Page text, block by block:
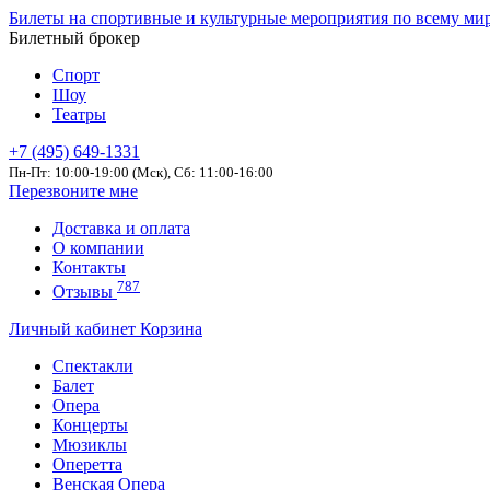
Билеты на спортивные и культурные мероприятия по всему
Билетный брокер
Спорт
Шоу
Театры
+7 (495) 649-1331
Пн-Пт: 10:00-19:00 (Мск), Сб: 11:00-16:00
Перезвоните мне
Доставка и оплата
О компании
Контакты
Отзывы 787
Личный кабинет Корзина
Спектакли
Балет
Опера
Концерты
Мюзиклы
Оперетта
Венская Опера